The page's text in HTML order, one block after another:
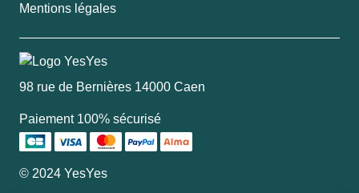
Mentions légales
98 rue de Bernières 14000 Caen
Paiement 100% sécurisé
© 2024 YesYes